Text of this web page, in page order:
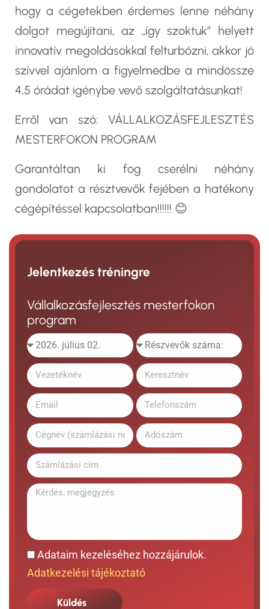
hogy a cégetekben érdemes lenne néhány
dolgot megújítani, az „így szoktuk” helyett
innovatív megoldásokkal felturbózni, akkor jó
szívvel ajánlom a figyelmedbe a mindössze
4,5 órádat igénybe vevő szolgáltatásunkat!
Erről van szó: VÁLLALKOZÁSFEJLESZTÉS
MESTERFOKON PROGRAM
Garantáltan ki fog cserélni néhány
gondolatot a résztvevők fejében a hatékony
cégépítéssel kapcsolatban!!!!!! 😊
Jelentkezés tréningre
Vállalkozásfejlesztés mesterfokon
program
Adataim kezeléséhez hozzájárulok.
Adatkezelési tájékoztató
Küldés